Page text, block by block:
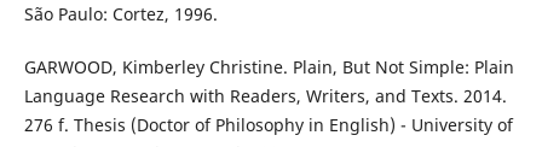
São Paulo: Cortez, 1996.
GARWOOD, Kimberley Christine. Plain, But Not Simple: Plain
Language Research with Readers, Writers, and Texts. 2014.
276 f. Thesis (Doctor of Philosophy in English) - University of